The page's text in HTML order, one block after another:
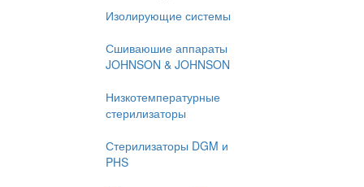
Изолирующие системы
Сшиваюшие аппараты
JOHNSON & JOHNSON
Низкотемпературные
стерилизаторы
Стерилизаторы DGM и
PHS